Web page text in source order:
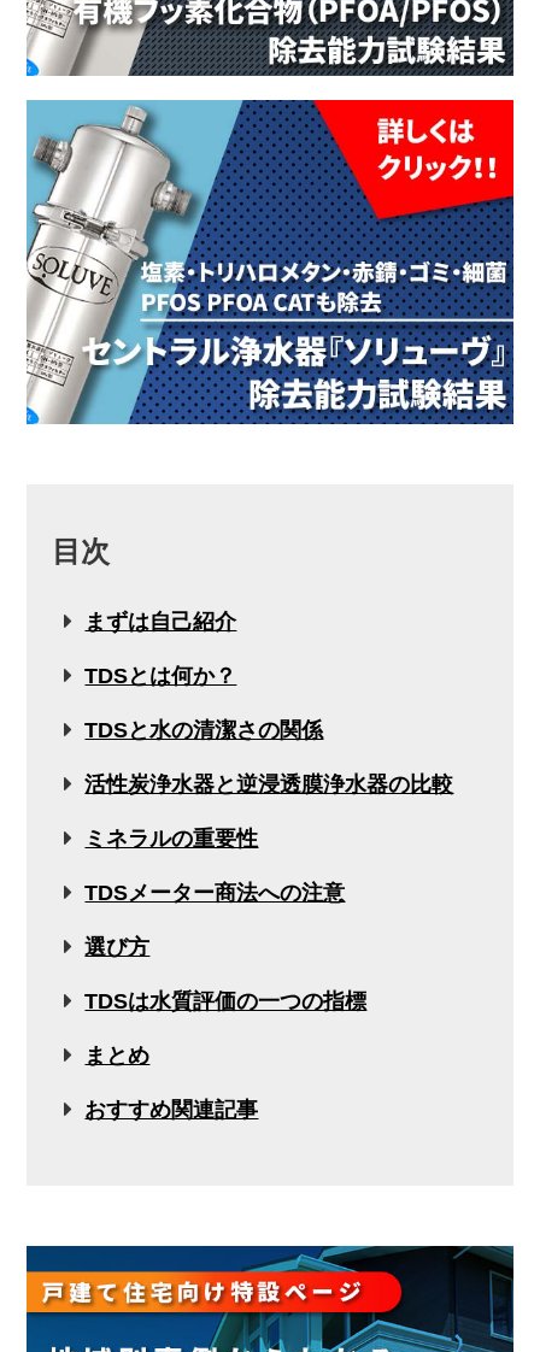
目次
まずは自己紹介
TDSとは何か？
TDSと水の清潔さの関係
活性炭浄水器と逆浸透膜浄水器の比較
ミネラルの重要性
TDSメーター商法への注意
選び方
TDSは水質評価の一つの指標
まとめ
おすすめ関連記事